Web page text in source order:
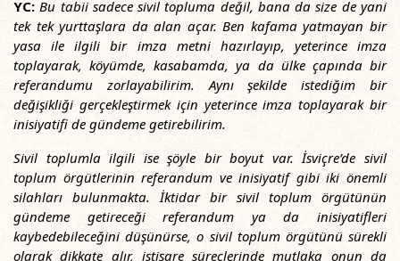
YC: Bu tabii sadece sivil topluma değil, bana da size de yani
tek tek yurttaşlara da alan açar. Ben kafama yatmayan bir
yasa ile ilgili bir imza metni hazırlayıp, yeterince imza
toplayarak, köyümde, kasabamda, ya da ülke çapında bir
referandumu zorlayabilirim. Aynı şekilde istediğim bir
değişikliği gerçekleştirmek için yeterince imza toplayarak bir
inisiyatifi de gündeme getirebilirim.
Sivil toplumla ilgili ise şöyle bir boyut var. İsviçre’de sivil
toplum örgütlerinin referandum ve inisiyatif gibi iki önemli
silahları bulunmakta. İktidar bir sivil toplum örgütünün
gündeme getireceği referandum ya da inisiyatifleri
kaybedebileceğini düşünürse, o sivil toplum örgütünü sürekli
olarak dikkate alır, istişare süreçlerinde mutlaka onun da